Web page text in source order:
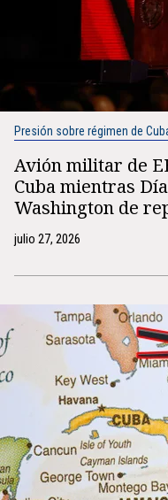
Presión sobre régimen de
Avión militar de
Cuba mientras
Washington de
julio 27, 2026